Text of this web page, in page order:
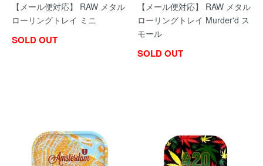
【メール便対応】 RAW メタル
ローリングトレイ ミニ
SOLD OUT
【メール便対応】 RAW メタル
ローリングトレイ Murder'd ス
モール
SOLD OUT